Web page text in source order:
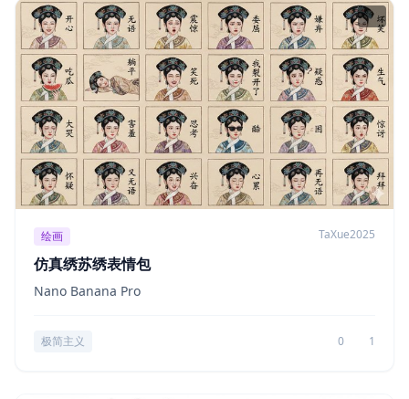
绘画 TaXue2025
仿真绣苏绣表情包
Nano Banana Pro
极简主义 0 1